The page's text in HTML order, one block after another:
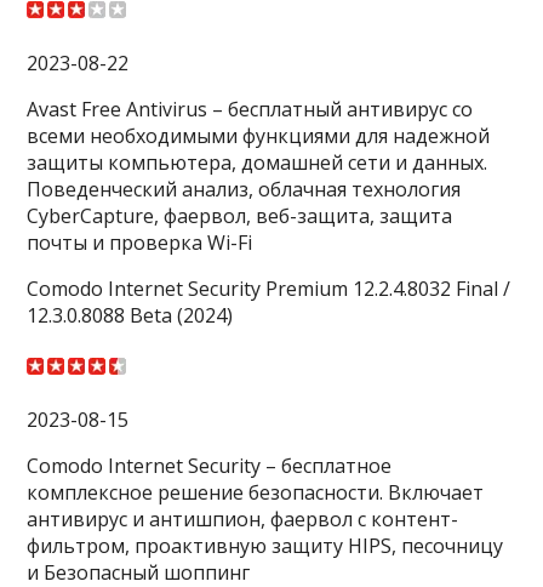
2023-08-22
Avast Free Antivirus – бесплатный антивирус со
всеми необходимыми функциями для надежной
защиты компьютера, домашней сети и данных.
Поведенческий анализ, облачная технология
CyberCapture, фаервол, веб-защита, защита
почты и проверка Wi-Fi
Comodo Internet Security Premium 12.2.4.8032 Final /
12.3.0.8088 Beta (2024)
2023-08-15
Comodo Internet Security – бесплатное
комплексное решение безопасности. Включает
антивирус и антишпион, фаервол с контент-
фильтром, проактивную защиту HIPS, песочницу
и Безопасный шоппинг